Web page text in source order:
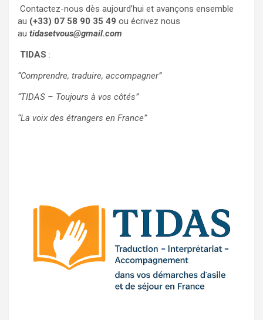
Contactez-nous dès aujourd’hui et avançons ensemble
au (+33) 07 58 90 35 49 ou écrivez nous
au tidasetvous@gmail.com
TIDAS :
“Comprendre, traduire, accompagner”
“TIDAS – Toujours à vos côtés”
“La voix des étrangers en France”